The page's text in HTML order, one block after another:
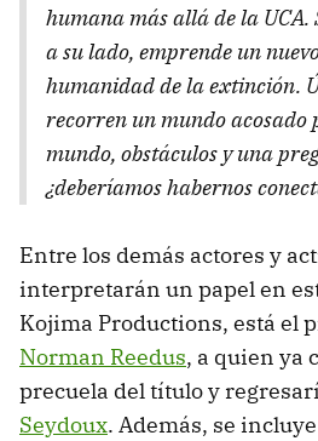
humana más allá de la UCA.
a su lado, emprende un
humanidad de la extinción.
recorren un mundo acosado
mundo, obstáculos y una
¿deberíamos habernos
Entre los demás actores y
interpretarán un papel en
Kojima Productions, está el
Norman Reedus, a quien ya
precuela del título y
Seydoux. Además, se